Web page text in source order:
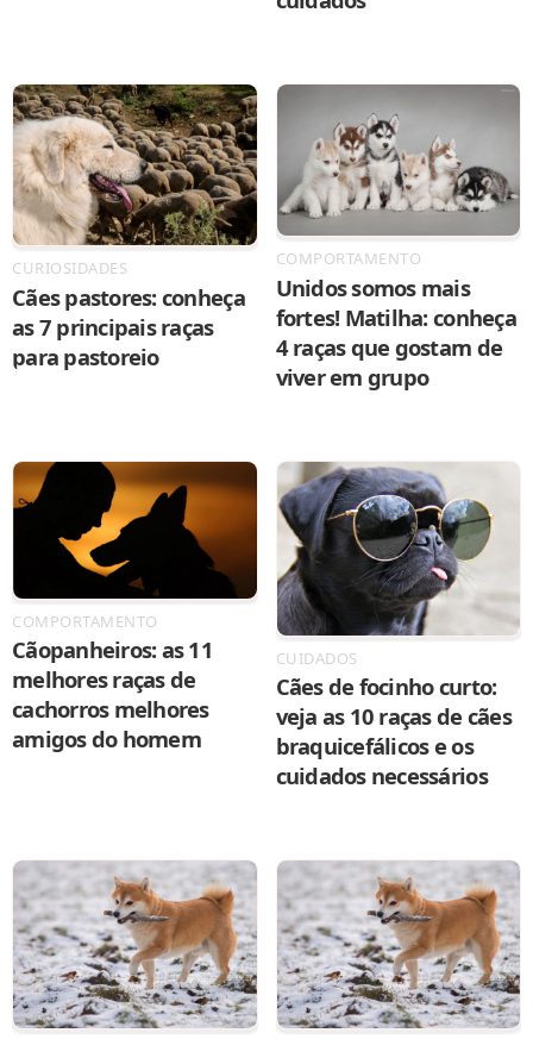
CURIOSIDADES
Cães pastores: conheça
as 7 principais raças
para pastoreio
COMPORTAMENTO
Unidos somos mais
fortes! Matilha: conheça
4 raças que gostam de
viver em grupo
COMPORTAMENTO
Cãopanheiros: as 11
melhores raças de
cachorros melhores
amigos do homem
CUIDADOS
Cães de focinho curto:
veja as 10 raças de cães
braquicefálicos e os
cuidados necessários